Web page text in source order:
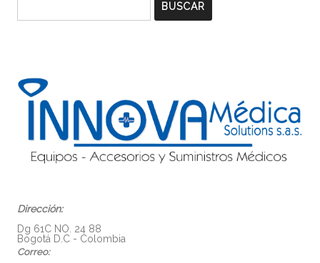
BUSCAR
Dirección:
Dg 61C NO. 24 88
Bogotá D.C - Colombia
Correo: